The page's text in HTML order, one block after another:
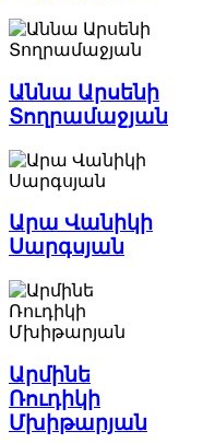
Աննա Արսենի
Տողրամաջյան
Արա Վանիկի
Սարգսյան
Արմինե
Ռուդիկի
Մխիթարյան